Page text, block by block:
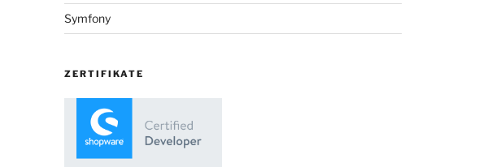
Symfony
ZERTIFIKATE